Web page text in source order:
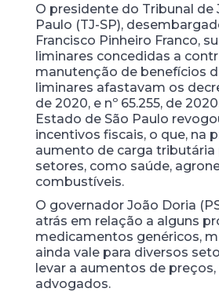
O presidente do Tribunal de
Paulo (TJ-SP),
Francisco Pinheiro Franco,
liminares concedidas a
manutenção de benefícios
liminares afastavam os
de 2020, e nº 65.255, de
Estado de São Paulo
incentivos fiscais, o que, na
aumento de carga tributária
setores, como saúde,
combustíveis.
O governador João Doria
atrás em relação a alguns
medicamentos genéricos,
ainda vale para diversos
levar a aumentos de
advogados.